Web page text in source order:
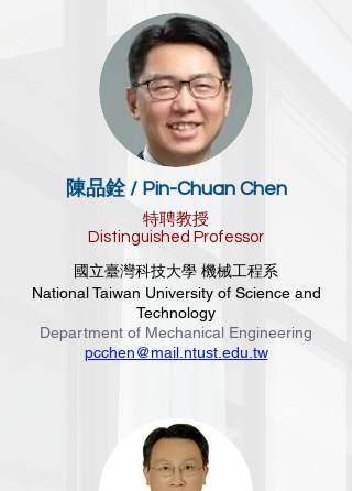
陳品銓 / Pin-Chuan Chen
特聘教授
Distinguished Professor
國立臺灣科技大學 機械工程系
National Taiwan University of Science and
Technology
Department of Mechanical Engineering
pcchen@mail.ntust.edu.tw